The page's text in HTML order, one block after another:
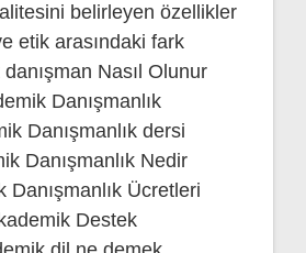
belirleyen özellikler
etik arasındaki fark
Nasıl Olunur
Danışmanlık
Danışmanlık dersi
Danışmanlık Nedir
Danışmanlık Ücretleri
Destek